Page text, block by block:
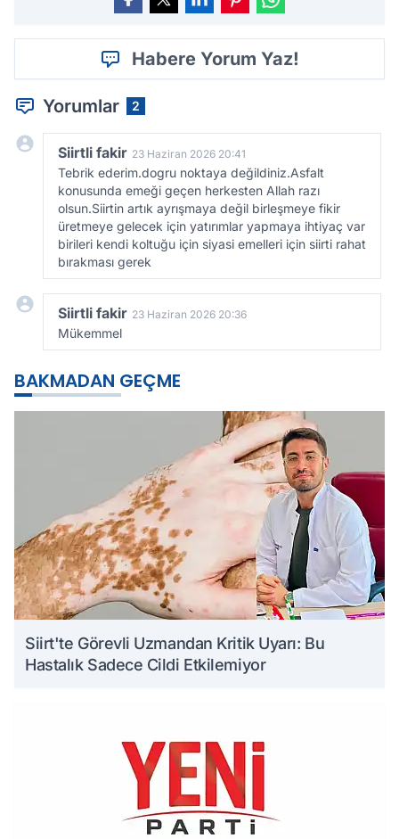
Habere Yorum Yaz!
Yorumlar 2
Siirtli fakir 23 Haziran 2026 20:41
Tebrik ederim.dogru noktaya değildiniz.Asfalt
konusunda emeği geçen herkesten Allah razı
olsun.Siirtin artık ayrışmaya değil birleşmeye fikir
üretmeye gelecek için yatırımlar yapmaya ihtiyaç var
birileri kendi koltuğu için siyasi emelleri için siirti rahat
bırakması gerek
Siirtli fakir 23 Haziran 2026 20:36
Mükemmel
BAKMADAN GEÇME
Siirt'te Görevli Uzmandan Kritik Uyarı: Bu
Hastalık Sadece Cildi Etkilemiyor